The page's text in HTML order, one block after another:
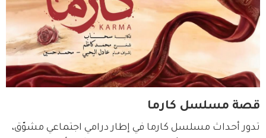
قصة مسلسل كارما
تدور أحداث مسلسل كارما في إطار درامي اجتماعي مشوّق،